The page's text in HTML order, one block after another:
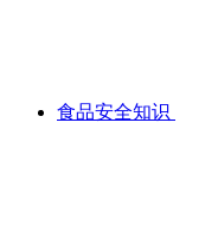
食品安全知识